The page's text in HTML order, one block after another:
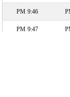
9:46 PM
9:47 PM